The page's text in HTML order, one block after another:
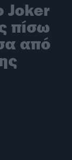
Joker
πίσω
από